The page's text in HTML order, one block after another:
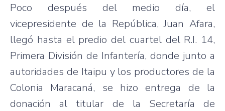
Poco después del medio día, el
vicepresidente de la República, Juan Afara,
llegó hasta el predio del cuartel del R.I. 14,
Primera División de Infantería, donde junto a
autoridades de Itaipu y los productores de la
Colonia Maracaná, se hizo entrega de la
donación al titular de la Secretaría de